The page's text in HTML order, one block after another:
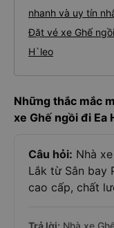
nhanh và uy tín
Đặt vé xe Ghế
H`leo
Những thắc mắc
xe Ghế ngồi đi Ea
Câu hỏi: Nhà
Lắk từ Sân bay
cao cấp, chất
Trả lời: Nhà xe